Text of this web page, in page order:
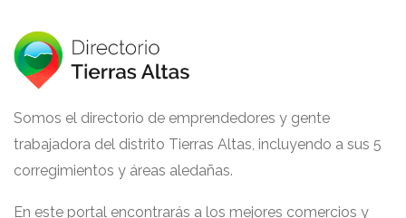
Somos el directorio de emprendedores y gente
trabajadora del distrito Tierras Altas, incluyendo a sus 5
corregimientos y áreas aledañas.
En este portal encontrarás a los mejores comercios y